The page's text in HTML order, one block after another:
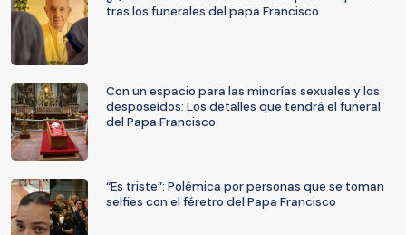
tras los funerales del papa Francisco
Con un espacio para las minorías sexuales y los
desposeídos: Los detalles que tendrá el funeral
del Papa Francisco
“Es triste”: Polémica por personas que se toman
selfies con el féretro del Papa Francisco